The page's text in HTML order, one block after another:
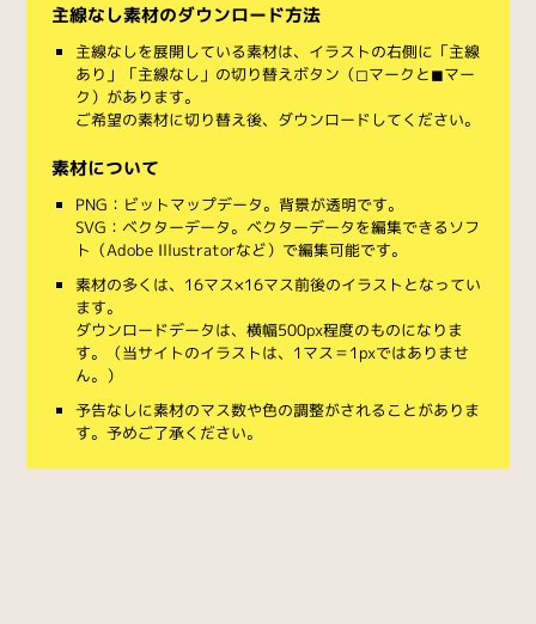
主線なし素材のダウンロード方法
主線なしを展開している素材は、イラストの右側に「主線
あり」「主線なし」の切り替えボタン（◻︎マークと◼︎マー
ク）があります。
ご希望の素材に切り替え後、ダウンロードしてください。
素材について
PNG：ビットマップデータ。背景が透明です。
SVG：ベクターデータ。ベクターデータを編集できるソフ
ト（Adobe Illustratorなど）で編集可能です。
素材の多くは、16マス×16マス前後のイラストとなってい
ます。
ダウンロードデータは、横幅500px程度のものになりま
す。（当サイトのイラストは、1マス＝1pxではありませ
ん。）
予告なしに素材のマス数や色の調整がされることがありま
す。予めご了承ください。